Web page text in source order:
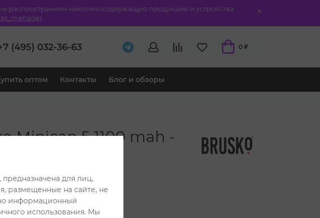
распространяем никотиносодержащую продукцию и устройства
(495) 032-36-63 0 ₽
оптом Контакты Блог и обзоры
Minican 5 1100 mah -
цена: 1 649 ₽
1 449 ₽
Читать отзывы
для лиц,
размещенные на сайте, не
информационный
использования. Мы